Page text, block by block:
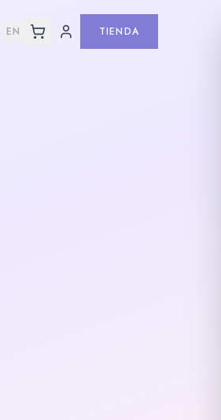
EN TIENDA